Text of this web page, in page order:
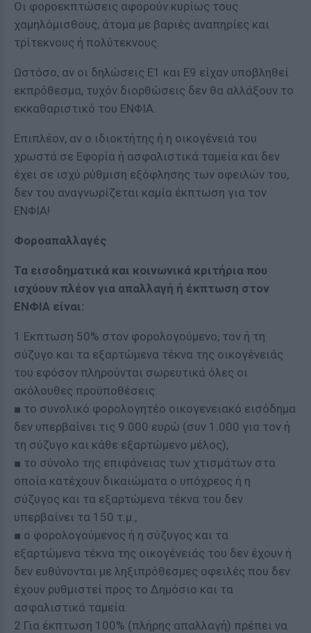
Οι φοροεκπτώσεις αφορούν κυρίως τους
χαμηλόμισθους, άτομα με βαριές αναπηρίες και
τρίτεκνους ή πολύτεκνους.
Ωστόσο, αν οι δηλώσεις Ε1 και Ε9 είχαν υποβληθεί
εκπρόθεσμα, τυχόν διορθώσεις δεν θα αλλάξουν το
εκκαθαριστικό του ΕΝΦΙΑ.
Επιπλέον, αν ο ιδιοκτήτης ή η οικογένειά του
χρωστά σε Εφορία ή ασφαλιστικά ταμεία και δεν
έχει σε ισχύ ρύθμιση εξόφλησης των οφειλών του,
δεν του αναγνωρίζεται καμία έκπτωση για τον
ΕΝΦΙΑ!
Φοροαπαλλαγές
Τα εισοδηματικά και κοινωνικά κριτήρια που
ισχύουν πλέον για απαλλαγή ή έκπτωση στον
ΕΝΦΙΑ είναι:
1 Εκπτωση 50% στον φορολογούμενο, τον ή τη
σύζυγο και τα εξαρτώμενα τέκνα της οικογένειάς
του εφόσον πληρούνται σωρευτικά όλες οι
ακόλουθες προϋποθέσεις:
■ το συνολικό φορολογητέο οικογενειακό εισόδημα
δεν υπερβαίνει τις 9.000 ευρώ (συν 1.000 για τον ή
τη σύζυγο και κάθε εξαρτώμενο μέλος),
■ το σύνολο της επιφάνειας των χτισμάτων στα
οποία κατέχουν δικαιώματα ο υπόχρεος ή η
σύζυγος και τα εξαρτώμενα τέκνα του δεν
υπερβαίνει τα 150 τ.μ.,
■ ο φορολογούμενος ή η σύζυγος και τα
εξαρτώμενα τέκνα της οικογένειάς του δεν έχουν ή
δεν ευθύνονται με ληξιπρόθεσμες οφειλές που δεν
έχουν ρυθμιστεί προς το Δημόσιο και τα
ασφαλιστικά ταμεία.
2 Για έκπτωση 100% (πλήρης απαλλαγή) πρέπει να